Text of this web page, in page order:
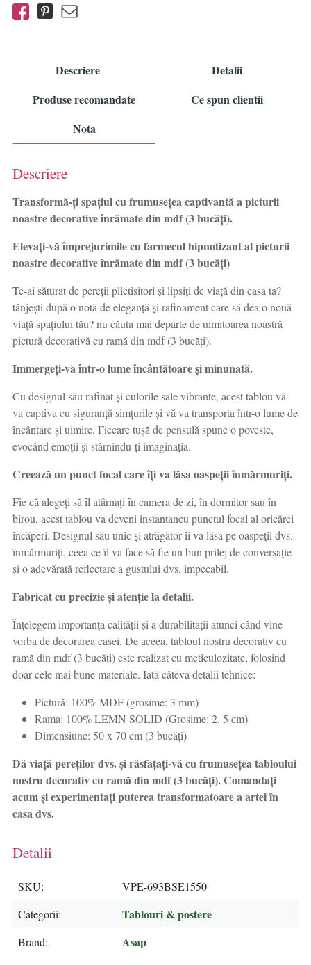
Descriere
Detalii
Produse recomandate
Ce spun clientii
Nota
Descriere
Transformă-ți spațiul cu frumusețea captivantă a picturii
noastre decorative înrămate din mdf (3 bucăți).
Elevați-vă împrejurimile cu farmecul hipnotizant al picturii
noastre decorative înrămate din mdf (3 bucăți)
Te-ai săturat de pereții plictisitori și lipsiți de viață din casa ta?
tânjești după o notă de eleganță și rafinament care să dea o nouă
viață spațiului tău? nu căuta mai departe de uimitoarea noastră
pictură decorativă cu ramă din mdf (3 bucăți).
Immergeți-vă într-o lume încântătoare și minunată.
Cu designul său rafinat și culorile sale vibrante, acest tablou vă
va captiva cu siguranță simțurile și vă va transporta într-o lume de
încântare și uimire. Fiecare tușă de pensulă spune o poveste,
evocând emoții și stârnindu-ți imaginația.
Creează un punct focal care îți va lăsa oaspeții înmărmuriți.
Fie că alegeți să îl atârnați în camera de zi, în dormitor sau în
birou, acest tablou va deveni instantaneu punctul focal al oricărei
încăperi. Designul său unic și atrăgător îi va lăsa pe oaspeții dvs.
înmărmuriți, ceea ce îl va face să fie un bun prilej de conversație
și o adevărată reflectare a gustului dvs. impecabil.
Fabricat cu precizie și atenție la detalii.
Înțelegem importanța calității și a durabilității atunci când vine
vorba de decorarea casei. De aceea, tabloul nostru decorativ cu
ramă din mdf (3 bucăți) este realizat cu meticulozitate, folosind
doar cele mai bune materiale. Iată câteva detalii tehnice:
Pictură: 100% MDF (grosime: 3 mm)
Rama: 100% LEMN SOLID (Grosime: 2. 5 cm)
Dimensiune: 50 x 70 cm (3 bucăți)
Dă viață pereților dvs. și răsfățați-vă cu frumusețea tabloului
nostru decorativ cu ramă din mdf (3 bucăți). Comandați
acum și experimentați puterea transformatoare a artei în
casa dvs.
Detalii
SKU
VPE-693BSE1550
Categorii
Tablouri & postere
Brand Asap